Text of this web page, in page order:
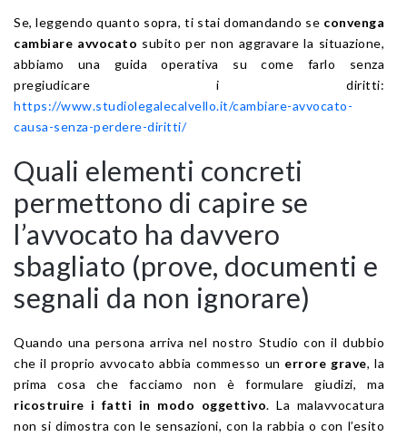
Se, leggendo quanto sopra, ti stai domandando se convenga
cambiare avvocato subito per non aggravare la situazione,
abbiamo una guida operativa su come farlo senza
pregiudicare i diritti:
https://www.studiolegalecalvello.it/cambiare-avvocato-
causa-senza-perdere-diritti/
Quali elementi concreti
permettono di capire se
l’avvocato ha davvero
sbagliato (prove, documenti e
segnali da non ignorare)
Quando una persona arriva nel nostro Studio con il dubbio
che il proprio avvocato abbia commesso un errore grave, la
prima cosa che facciamo non è formulare giudizi, ma
ricostruire i fatti in modo oggettivo. La malavvocatura
non si dimostra con le sensazioni, con la rabbia o con l’esito